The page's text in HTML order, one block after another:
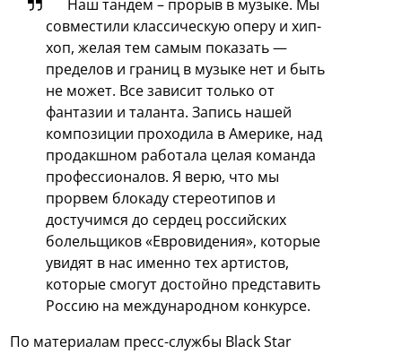
Наш тандем – прорыв в музыке. Мы
совместили классическую оперу и хип-
хоп, желая тем самым показать —
пределов и границ в музыке нет и быть
не может. Все зависит только от
фантазии и таланта. Запись нашей
композиции проходила в Америке, над
продакшном работала целая команда
профессионалов. Я верю, что мы
прорвем блокаду стереотипов и
достучимся до сердец российских
болельщиков «Евровидения», которые
увидят в нас именно тех артистов,
которые смогут достойно представить
Россию на международном конкурсе.
По материалам пресс-службы Black Star